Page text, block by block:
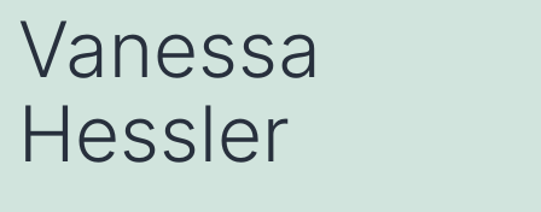
Vanessa
Hessler